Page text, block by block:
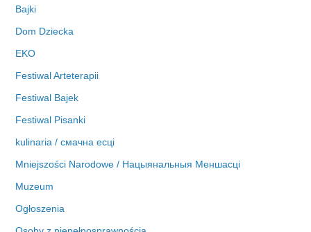
Bajki
Dom Dziecka
EKO
Festiwal Arteterapii
Festiwal Bajek
Festiwal Pisanki
kulinaria / смачна есці
Mniejszości Narodowe / Нацыянальныя Меншасці
Muzeum
Ogłoszenia